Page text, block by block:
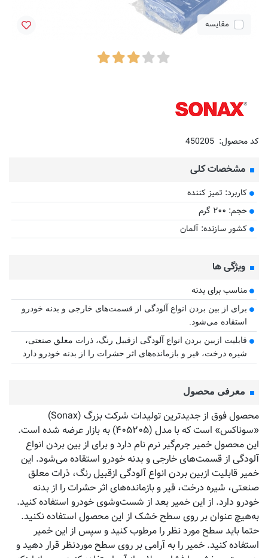
مقایسه
کد محصول: 450205
مشخصات کلی
کاربرد: تمیز کننده
حجم: ۲۰۰ گرم
کشور سازنده: آلمان
ویژگی ها
مناسب برای بدنه
برای از بین بردن انواع آلودگی از قسمت‌های خارجی و بدنه خودرو
استقاده می‌شود.
قابلیت ازبین بردن انواع آلودگی ازقبیل رنگ، ذرات معلق صنعتی،
شیره درخت، قیر و بازمانده‌های اثر حشرات را از بدنه خودرو دارد
معرفی محصول
محصول فوق از جدیدترین تولیدات شرکت بزرگ (Sonax)
«سوناکس» است که با مدل (۴۰۵۲۰۵) به بازار عرضه شده است.
این محصول خمیر جرم‌گیر نرم نام دارد و برای از بین بردن انواع
آلودگی از قسمت‌های خارجی و بدنه خودرو استقاده می‌شود. این
خمیر قابلیت ازبین بردن انواع آلودگی ازقبیل رنگ، ذرات معلق
صنعتی، شیره درخت، قیر و بازمانده‌های اثر حشرات را از بدنه
خودرو دارد. از این خمیر بعد از شست‌وشوی خودرو استفاده کنید.
به‌هیچ عنوان بر روی سطح خشک از این محصول استفاده نکنید.
حتما باید سطح مورد نظر را مرطوب کنید و سپس از این خمیر
استفاده کنید. خمیر را به آرامی بر روی سطح موردنظر قرار دهید و